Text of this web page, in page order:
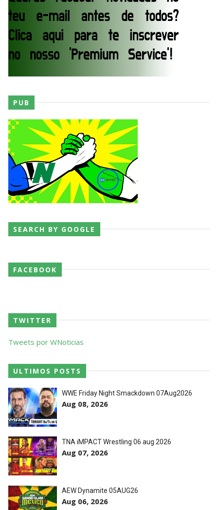
SCSA867-Aug 06 2026
WWE: Bianca Belair e Montez Ford dão as boas-
vindas ao primeiro filho
WWE: WWE anuncia estreia histórica do Raw na
Irlanda
SCSA867-Aug 08 2026
AEW: Buddy Matthews já está apto a regressar
aos ringues
SCSA867- Aug 08 2026
PUB
SEARCH BY GOOGLE
FACEBOOK
TWITTER
Tweets por WNoticias
ULTIMOS POSTS
WWE Friday Night Smackdown 07Aug2026
Aug 08, 2026
TNA iMPACT Wrestling 06 aug 2026
Aug 07, 2026
AEW Dynamite 05AUG26
Aug 06, 2026